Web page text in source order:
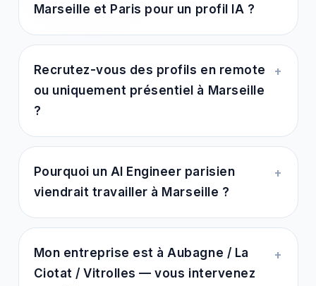
Marseille et Paris pour un profil IA ?
Recrutez-vous des profils en remote
ou uniquement présentiel à Marseille
?
+
Pourquoi un AI Engineer parisien
viendrait travailler à Marseille ?
+
Mon entreprise est à Aubagne / La
Ciotat / Vitrolles — vous intervenez
+